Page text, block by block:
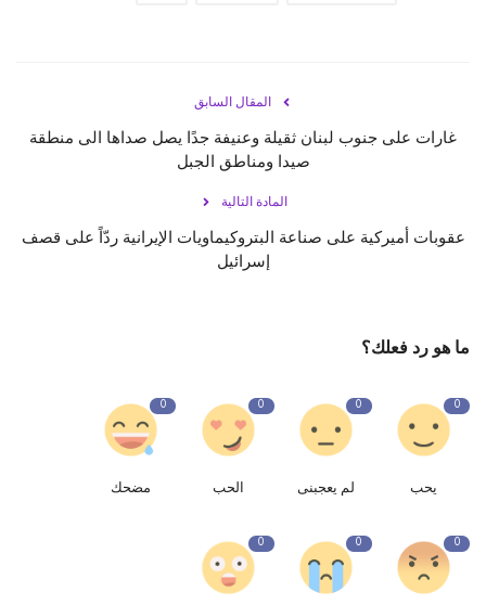
المقال السابق
غارات على جنوب لبنان ثقيلة وعنيفة جدًا يصل صداها الى منطقة
صيدا ومناطق الجبل
المادة التالية
عقوبات أميركية على صناعة البتروكيماويات الإيرانية ردّاً على قصف
إسرائيل
ما هو رد فعلك؟
0
يحب
0
لم يعجبنى
0
الحب
0
مضحك
0
0
0